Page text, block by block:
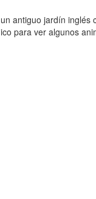
antiguo jardín
para ver algunos